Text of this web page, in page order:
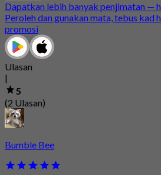
Dapatkan lebih banyak penjimatan —
Peroleh dan gunakan mata, tebus kad
promosi
Ulasan
|
5
(2 Ulasan)
Bumble Bee